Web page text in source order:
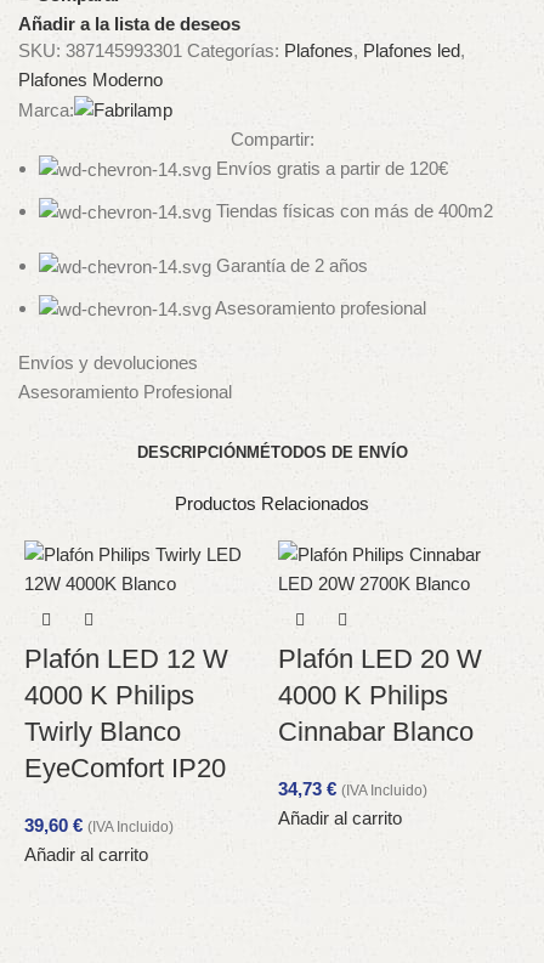
Añadir a la lista de deseos
SKU: 387145993301 Categorías: Plafones, Plafones led,
Plafones Moderno
Marca:
Compartir:
Envíos gratis a partir de 120€
Tiendas físicas con más de 400m2
Garantía de 2 años
Asesoramiento profesional
Envíos y devoluciones
Asesoramiento Profesional
DESCRIPCIÓN MÉTODOS DE ENVÍO
Productos Relacionados
Plafón LED 12 W
4000 K Philips
Twirly Blanco
EyeComfort IP20
39,60 € (IVA Incluido)
Añadir al carrito
Plafón LED 20 W
4000 K Philips
Cinnabar Blanco
34,73 € (IVA Incluido)
Añadir al carrito